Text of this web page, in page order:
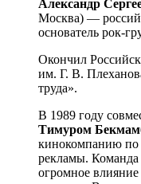
Алекса́ндр
Москва) —
основатель рок-
Окончил
им. Г. В.
труда».
В 1989 году
Тимуром
кинокомпанию по
рекламы.
огромное влияние